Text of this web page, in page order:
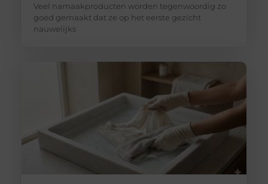
Veel namaakproducten worden tegenwoordig zo
goed gemaakt dat ze op het eerste gezicht
nauwelijks